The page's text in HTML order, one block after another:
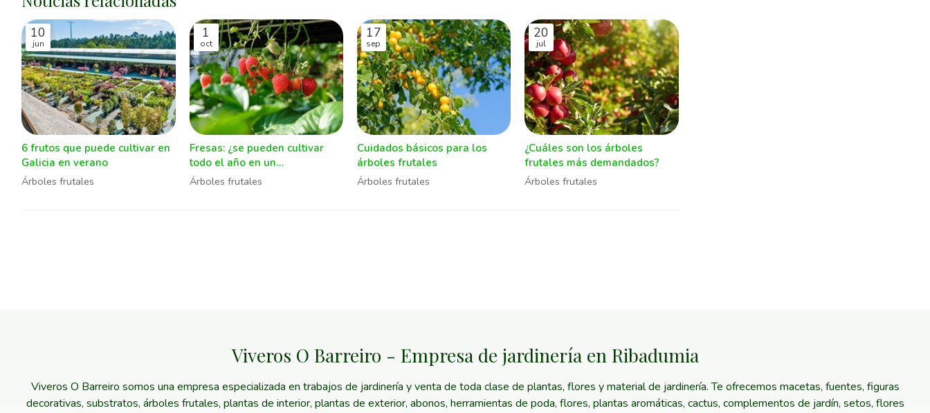
10
jun
6 frutos que puede cultivar en
Galicia en verano
Árboles frutales
1
oct
Fresas: ¿se pueden cultivar
todo el año en un
invernadero?
Árboles frutales
17
sep
Cuidados básicos para los
árboles frutales
Árboles frutales
20
jul
¿Cuáles son los árboles
frutales más demandados?
Árboles frutales
Viveros O Barreiro - Empresa de jardinería en Ribadumia
Viveros O Barreiro somos una empresa especializada en trabajos de jardinería y venta de toda clase de plantas, flores y material de jardinería. Te ofrecemos macetas, fuentes, figuras
decorativas, substratos, árboles frutales, plantas de interior, plantas de exterior, abonos, herramientas de poda, flores, plantas aromáticas, cactus, complementos de jardín, setos, flores